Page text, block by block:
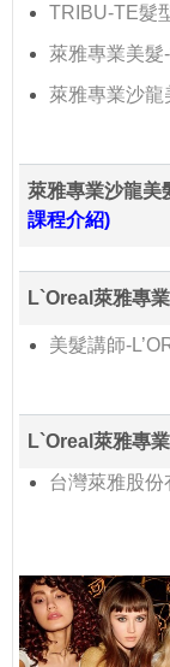
TRIBU-TE髮
萊雅專業美髮
萊雅專業沙龍
萊雅專業沙龍美
課程介紹)
L`Oreal萊雅專
美髮講師-
L`Oreal萊雅專
台灣萊雅股份